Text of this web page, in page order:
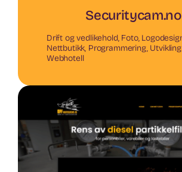
Securitycam.no
Drift og vedlikehold, Foto,
Nettbutikk, Programmering,
Webhotell